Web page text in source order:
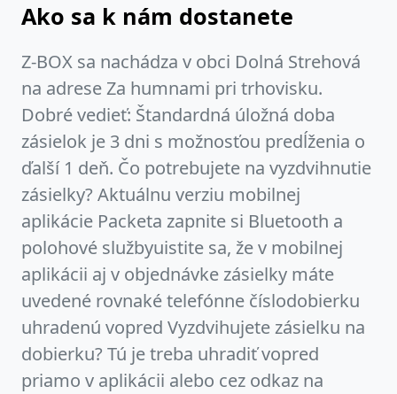
Ako sa k nám dostanete
Z-BOX sa nachádza v obci Dolná Strehová
na adrese Za humnami pri trhovisku.
Dobré vedieť: Štandardná úložná doba
zásielok je 3 dni s možnosťou predĺženia o
ďalší 1 deň. Čo potrebujete na vyzdvihnutie
zásielky? Aktuálnu verziu mobilnej
aplikácie Packeta zapnite si Bluetooth a
polohové službyuistite sa, že v mobilnej
aplikácii aj v objednávke zásielky máte
uvedené rovnaké telefónne číslodobierku
uhradenú vopred Vyzdvihujete zásielku na
dobierku? Tú je treba uhradiť vopred
priamo v aplikácii alebo cez odkaz na